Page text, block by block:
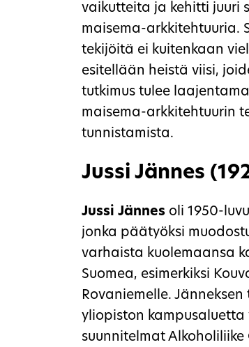
vaikutteita ja kehitti juuri
maisema-arkkitehtuuria.
tekijöitä ei kuitenkaan
esitellään heistä viisi,
tutkimus tulee
maisema-arkkitehtuurin
tunnistamista.
Jussi Jännes
Jussi Jännes oli 1950-
jonka päätyöksi
varhaista kuolemaansa
Suomea, esimerkiksi
Rovaniemelle.
yliopiston
suunnitelmat